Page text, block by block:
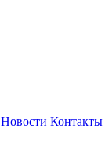
Новости Контакты